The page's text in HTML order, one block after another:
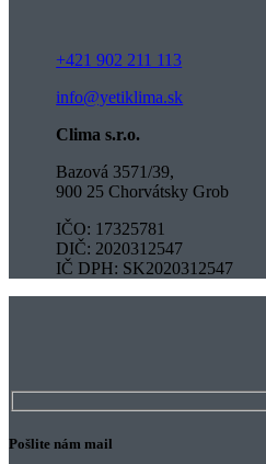
+421 902 211 113
info@yetiklima.sk
Clima s.r.o.
Bazová 3571/39,
900 25 Chorvátsky Grob
IČO: 17325781
DIČ: 2020312547
IČ DPH: SK2020312547
Pošlite nám mail